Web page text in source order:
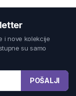
i nove kolekcije
su samo
POŠALJI